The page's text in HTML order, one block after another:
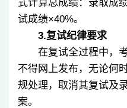
式计算总成绩：录取成
试成绩×40%。
3.复试纪律要求
在复试全过程中，
不得网上发布，无论何
规处理，取消其复试及
案。